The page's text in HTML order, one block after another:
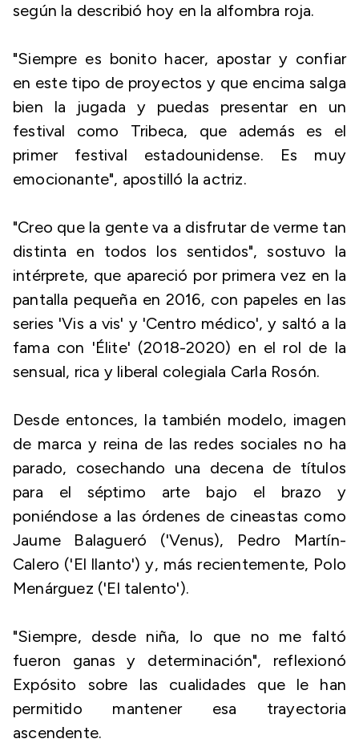
según la describió hoy en la alfombra roja.
"Siempre es bonito hacer, apostar y confiar
en este tipo de proyectos y que encima salga
bien la jugada y puedas presentar en un
festival como Tribeca, que además es el
primer festival estadounidense. Es muy
emocionante", apostilló la actriz.
"Creo que la gente va a disfrutar de verme tan
distinta en todos los sentidos", sostuvo la
intérprete, que apareció por primera vez en la
pantalla pequeña en 2016, con papeles en las
series 'Vis a vis' y 'Centro médico', y saltó a la
fama con 'Élite' (2018-2020) en el rol de la
sensual, rica y liberal colegiala Carla Rosón.
Desde entonces, la también modelo, imagen
de marca y reina de las redes sociales no ha
parado, cosechando una decena de títulos
para el séptimo arte bajo el brazo y
poniéndose a las órdenes de cineastas como
Jaume Balagueró ('Venus), Pedro Martín-
Calero ('El llanto') y, más recientemente, Polo
Menárguez ('El talento').
"Siempre, desde niña, lo que no me faltó
fueron ganas y determinación", reflexionó
Expósito sobre las cualidades que le han
permitido mantener esa trayectoria
ascendente.